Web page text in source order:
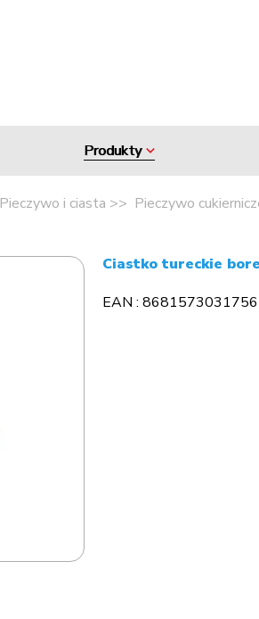
Produkty
Pieczywo i ciasta Pieczywo
Ciastko tureckie
EAN : 8681573031756